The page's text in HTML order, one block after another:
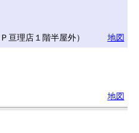
理店１階半屋外）
地図
地図